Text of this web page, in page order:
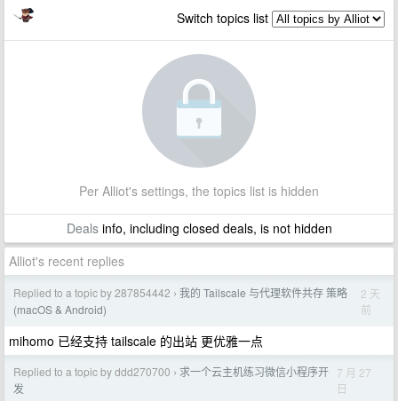
Switch topics list
Per Alliot's settings, the topics list is hidden
Dealsinfo, including closed deals, is not hidden
Alliot's recent replies
Replied to a topic by 287854442 › 我的 Tailscale 与代理软件共存 策略
(macOS & Android)
2 天
前
mihomo 已经支持 tailscale 的出站 更优雅一点
Replied to a topic by ddd270700 › 求一个云主机练习微信小程序开
发
7 月 27
日